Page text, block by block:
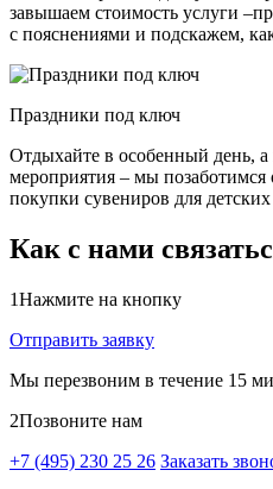
завышаем стоимость услуги
с пояснениями и подскажем,
Праздники под ключ
Отдыхайте в особенный день, а
мероприятия – мы позаботимся
покупки сувениров для
Как с нами
1Нажмите на кнопку
Отправить заявку
Мы перезвоним в течение 15
2Позвоните нам
+7 (495) 230 25 26 Заказать